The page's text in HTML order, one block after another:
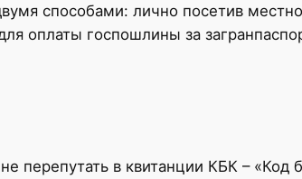
способами: лично посетив
оплаты госпошлины за
перепутать в квитанции КБК – «Код